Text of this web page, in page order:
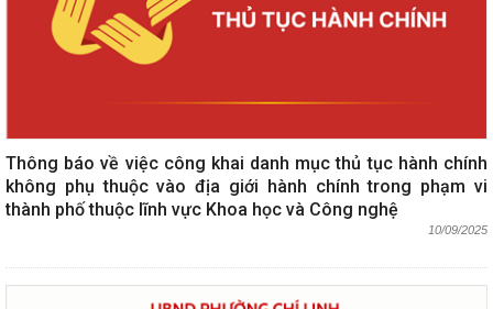
Thông báo về việc công khai danh mục thủ tục hành chính
không phụ thuộc vào địa giới hành chính trong phạm vi
thành phố thuộc lĩnh vực Khoa học và Công nghệ
10/09/2025